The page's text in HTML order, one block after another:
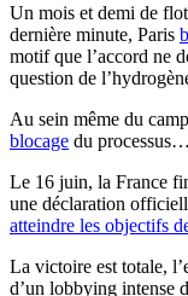
Un mois et demi de
dernière minute, Paris
motif que l’accord ne
question de
Au sein même du
blocage du processus…
Le 16 juin, la France
une déclaration
atteindre les objectifs
La victoire est totale,
d’un lobbying intense